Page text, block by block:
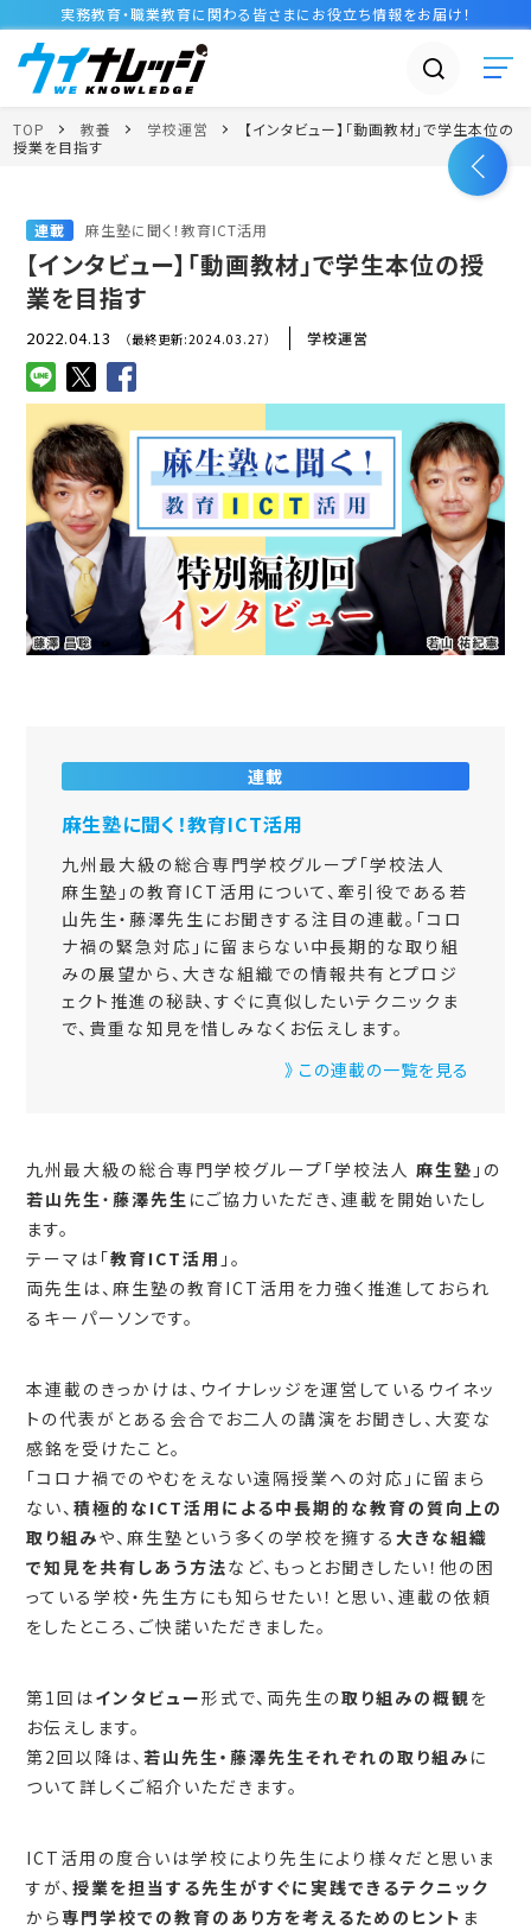
実務教育・職業教育に関わる皆さまに お役立ち情報をお届け！
TOP 教養 学校運営
【インタビュー】「動画教材」で学生本位の
授業を目指す
連載 麻生塾に聞く！教育ICT活用
【インタビュー】「動画教材」で学生本位の授
業を目指す
2022.04.13 （最終更新:2024.03.27） 学校運営
連載
麻生塾に聞く！教育ICT活用
九州最大級の総合専門学校グループ「学校法人
麻生塾」の教育ICT活用について、牽引役である若
山先生・藤澤先生にお聞きする注目の連載。「コロ
ナ禍の緊急対応」に留まらない中長期的な取り組
みの展望から、大きな組織での情報共有とプロジ
ェクト推進の秘訣、すぐに真似したいテクニックま
で、貴重な知見を惜しみなくお伝えします。
》 この連載の一覧を見る
九州最大級の総合専門学校グループ「学校法人麻生塾 」の
若山先生 ・ 藤澤先生 にご協力いただき、連載を開始いたし
ます。
テーマは「教育ICT活用 」。
両先生は、麻生塾の教育ICT活用を力強く推進しておられ
るキーパーソンです。
本連載のきっかけは、ウイナレッジを運営しているウイネッ
トの代表がとある会合でお二人の講演をお聞きし、大変な
感銘を受けたこと。
「コロナ禍でのやむをえない遠隔授業への対応」に留まら
ない、積極的なICT活用による中長期的な教育の質向上の
取り組みや、麻生塾という多くの学校を擁する大きな組織
で知見を共有しあう方法など、もっとお聞きしたい！他の困
っている学校・先生方にも知らせたい！と思い、連載の依頼
をしたところ、ご快諾いただきました。
第1回はインタビュー形式で、両先生の取り組みの概観を
お伝えします。
第2回以降は、若山先生・藤澤先生それぞれの取り組み に
ついて詳しくご紹介いただきます。
ICT活用の度合いは学校により先生により様々だと思いま
すが、授業を担当する先生がすぐに実践できるテクニック
から専門学校での教育のあり方を考えるためのヒント ま